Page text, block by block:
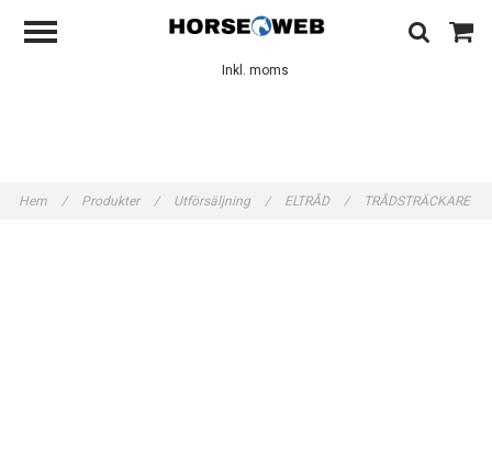
Inkl. moms
Hem / Produkter / Utförsäljning / ELTRÅD / TRÅDSTRÄCKARE